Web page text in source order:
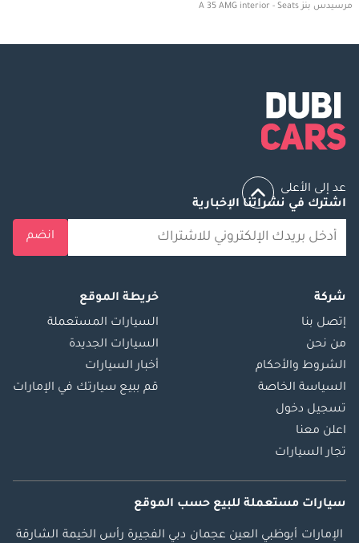
مرسيدس بنز A 35 AMG interior - Seats
عد إلى الأعلى
اشترك في نشراتنا الإخبارية
انضم
شركة
إتصل بنا
من نحن
الشروط والأحكام
السياسة الخاصة
تسجيل دخول
اعلن معنا
تجار السيارات
خريطة الموقع
السيارات المستعملة
السيارات الجديدة
أخبار السيارات
قم ببيع سيارتك في الإمارات
سيارات مستعملة للبيع حسب الموقع
الإمارات أبوظبي العين عجمان دبي الفجيرة رأس الخيمة الشارقة